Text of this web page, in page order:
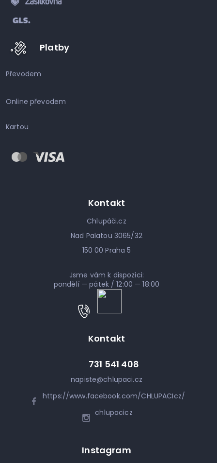
Platby
Převodem
Online převodem
Kartou
Kontakt
Chlupáči.cz
Nad Palatou 3065/32
150 00 Praha 5
Jsme vám k dispozici:
pondělí — pátek / 12:00 — 18:00
Kontakt
napiste@chlupaci.cz
731 541 408
https://www.facebook.com/CHLUPACIcz/
chlupacicz
Instagram